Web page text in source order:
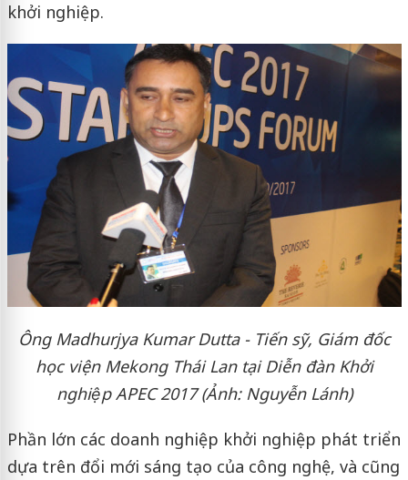
khởi nghiệp.
Ông Madhurjya Kumar Dutta - Tiến sỹ, Giám đốc
học viện Mekong Thái Lan tại Diễn đàn Khởi
nghiệp APEC 2017 (Ảnh: Nguyễn Lánh)
Phần lớn các doanh nghiệp khởi nghiệp phát triển
dựa trên đổi mới sáng tạo của công nghệ, và cũng